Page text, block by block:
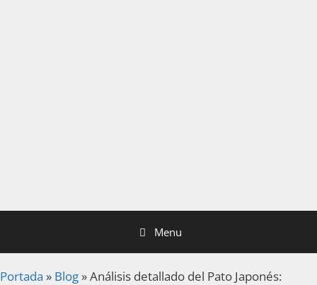
Menu
Portada » Blog »Análisis detallado del Pato Japonés: